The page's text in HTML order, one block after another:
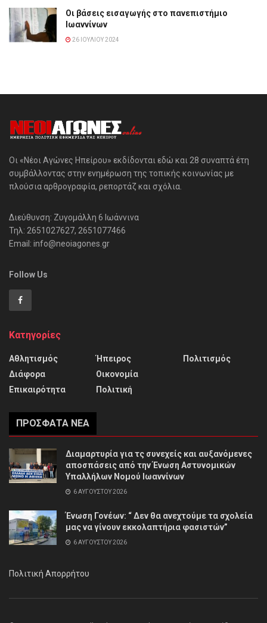
Οι βάσεις εισαγωγής στο πανεπιστήμιο
Ιωαννίνων
26 ΙΟΥΛΊΟΥ 2024
Οι «Νέοι Αγώνες Ηπείρου» εκδίδονται εδώ και 28 συναπτά έτη
συμβάλλοντας στην ενημέρωση της τοπικής κοινωνίας με
πλούσια αρθρογραφία, ρεπορτάζ και σχόλια.
Διεύθυνση: Ζυγομάλλη 6 Ιωάννινα
Τηλ: 2651027627, 2651077466
Email: info@neoiagones.gr
Follow Us
Κατηγορίες
Αθλητισμός
Διάφορα
Επικαιρότητα
Ήπειρος
Οικονομία
Πολιτική
Πολιτισμός
ΠΡΌΣΦΑΤΑ ΝΈΑ
Διαμαρτυρία για τς συνεχείς και αυξανόμενες
αποσπάσεις από την Ένωση Αστυνομικών
Υπαλλήλων Νομού Ιωαννίνων
6 ΑΥΓΟΎΣΤΟΥ 2026
Ένωση Γονέων: “ Δεν θα ανεχτούμε τα σχολεία
μας να γίνουν εκκολαπτήρια φασιστών”
6 ΑΥΓΟΎΣΤΟΥ 2026
Πολιτική Απορρήτου